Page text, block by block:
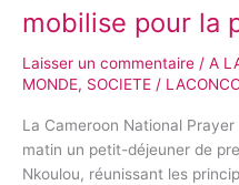
mobilise pour la
Laisser un commentaire / A
MONDE, SOCIETE /
La Cameroon National
matin un petit-déjeuner de
Nkoulou, réunissant les